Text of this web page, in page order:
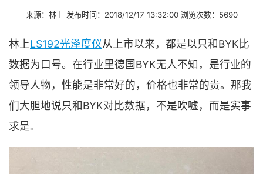
来源：林上 发布时间：2018/12/17 13:32:00 浏览次数：5690
林上LS192光泽度仪从上市以来，都是以只和BYK比
数据为口号。在行业里德国BYK无人不知，是行业的
领导人物，性能是非常好的，价格也非常的贵。那我
们大胆地说只和BYK对比数据，不是吹嘘，而是实事
求是。